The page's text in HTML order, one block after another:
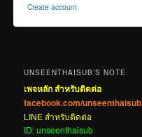
Create account
UNSEENTHAISUB’S NOTE
เพจหลัก สำหรับติดต่อ
facebook.com/unseenthaisub
LINE สำหรับติดต่อ
ID: unseenthaisub